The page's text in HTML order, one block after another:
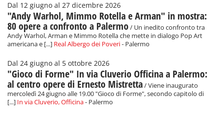
Dal 12 giugno al 27 dicembre 2026
"Andy Warhol, Mimmo Rotella e Arman" in mostra:
80 opere a confronto a Palermo/ Un inedito confronto tra
Andy Warhol, Arman e Mimmo Rotella che mette in dialogo Pop Art
americana e [...] Real Albergo dei Poveri- Palermo
Dal 24 giugno al 5 ottobre 2026
"Gioco di Forme" In via Cluverio Officina a Palermo:
al centro opere di Ernesto Mistretta/ Viene inaugurato
mercoledì 24 giugno alle 19.00 "Gioco di Forme", secondo capitolo di
[...] In via Cluverio, Officina- Palermo